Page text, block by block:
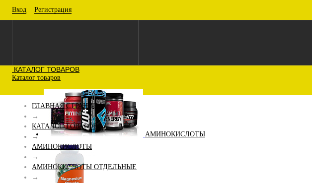
Вход Регистрация
КАТАЛОГ ТОВАРОВ
Каталог товаров
АМИНОКИСЛОТЫ
ГЛАВНАЯ СТРАНИЦА
→
КАТАЛОГ ТОВАРОВ
→
АМИНОКИСЛОТЫ
→
АМИНОКИСЛОТЫ ОТДЕЛЬНЫЕ
→